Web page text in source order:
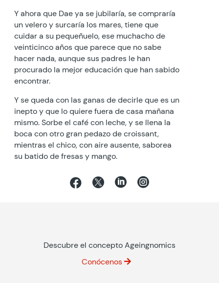
Y ahora que Dae ya se jubilaría, se compraría
un velero y surcaría los mares, tiene que
cuidar a su pequeñuelo, ese muchacho de
veinticinco años que parece que no sabe
hacer nada, aunque sus padres le han
procurado la mejor educación que han sabido
encontrar.
Y se queda con las ganas de decirle que es un
inepto y que lo quiere fuera de casa mañana
mismo. Sorbe el café con leche, y se llena la
boca con otro gran pedazo de croissant,
mientras el chico, con aire ausente, saborea
su batido de fresas y mango.
   
Descubre el concepto Ageingnomics
Conócenos